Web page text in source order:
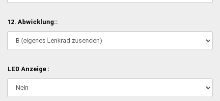
12. Abwicklung::
LED Anzeige :